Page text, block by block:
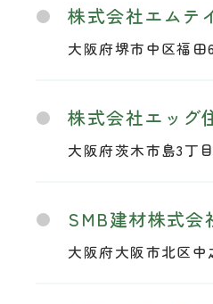
株式会社エムテ
大阪府堺市中区福田
株式会社エッグ
大阪府茨木市島3丁
SMB建材株式会
大阪府大阪市北区